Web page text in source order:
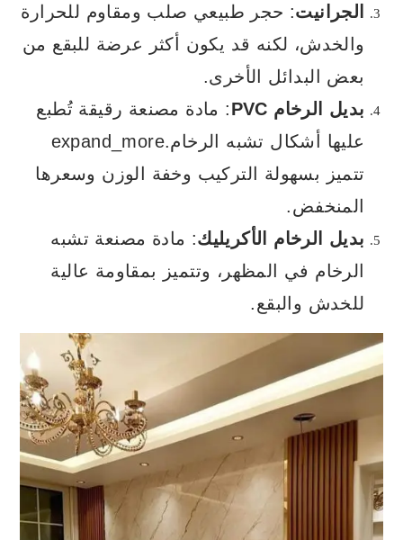
الجرانيت: حجر طبيعي صلب ومقاوم للحرارة
والخدش، لكنه قد يكون أكثر عرضة للبقع من
بعض البدائل الأخرى.
بديل الرخام PVC
: مادة مصنعة رقيقة تُطبع
عليها أشكال تشبه الرخام.expand_more
تتميز بسهولة التركيب وخفة الوزن وسعرها
المنخفض.
بديل الرخام الأكريليك: مادة مصنعة تشبه
الرخام في المظهر، وتتميز بمقاومة عالية
للخدش والبقع.